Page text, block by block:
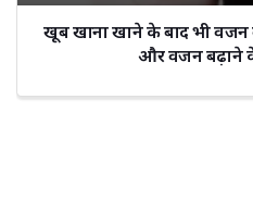
खूब खाना खाने के बाद भी वजन
और वजन बढ़ाने